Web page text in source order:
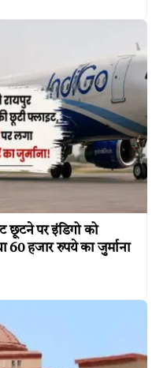
छूटने पर इंडिगो को
हजार रुपये का जुर्माना